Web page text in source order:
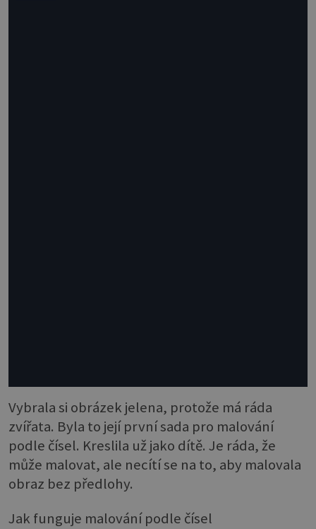
Vybrala si obrázek jelena, protože má ráda
zvířata. Byla to její první sada pro malování
podle čísel. Kreslila už jako dítě. Je ráda, že
může malovat, ale necítí se na to, aby malovala
obraz bez předlohy.
Jak funguje malování podle čísel